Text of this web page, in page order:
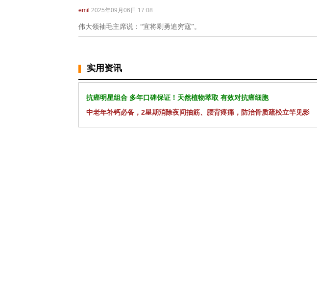
emil 2025年09月06日 17:08
伟大领袖毛主席说：“宜将剩勇追穷寇”。
实用资讯
抗癌明星组合 多年口碑保证！天然植物萃取 有效对抗癌细胞
中老年补钙必备，2星期消除夜间抽筋、腰背疼痛，防治骨质疏松立竿见影